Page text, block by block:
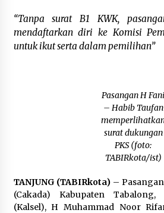
Pelayanan Terbaik
Agustus 3, 2026
Agustus 3, 2026
Sambut HUT ke-81 RI,
Terbitkan Edaran
Agustus 3, 2026
Energi Hadirkan
Fest
Agustus 3, 2026
“Tanpa surat B1 KWK,
mendaftarkan diri ke Komisi
untuk ikut serta dalam pemilihan”
Pasangan H Fani
– Habib Taufan
surat dukungan
PKS (foto:
TABIRkota/ist)
TANJUNG (TABIRkota) –
(Cakada) Kabupaten Tabalong,
(Kalsel), H Muhammad Noor